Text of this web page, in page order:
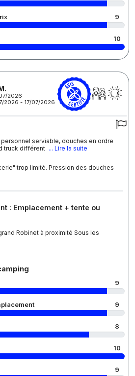
9
10
2026
2026 - 17/07/2026
serviable, douches en ordre
truck différent ... Lire la suite
trop limité. Pression des douches
: Emplacement + tente ou
Robinet à proximité Sous les
9
9
8
10
9